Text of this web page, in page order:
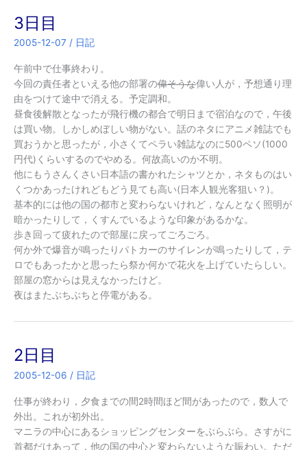
3日目
2005-12-07 / 日記
午前中で仕事終わり。
今回の責任者といえる他の部署の偉そうな偉い人が，予想通り理
由をつけて途中で消える。予定調和。
昼食後解散となったが飛行機の都合で明日まで宿泊なので，午後
は買い物。しかしめぼしい物がない。話のネタにアニメ雑誌でも
買おうかと思ったが，小さくてペラい雑誌なのに500ペソ(1000
円代)くらいするのでやめる。何故高いのか不明。
他にもうさんくさい日本語の書かれたシャツとか，ネタものはい
くつかあったけれどもどう見ても高い(日本人観光客狙い？)。
基本的には他の国の都市と変わらないけれど，なんとなく照明が
暗かったりして，くすんでいるような印象があるかな。
歩き回って疲れたので部屋に戻ってごろごろ。
何か外で爆音が鳴ったりパトカーのサイレンが鳴ったりして，テ
ロでもあったかと思ったら祭か何かで花火を上げていたらしい。
部屋の窓からは見えなかったけど。
夜はまたぶちぶちと停電がある。
2日目
2005-12-06 / 日記
仕事が終わり，夕食までの間2時間ほど間があったので，数人で
外出。これが初外出。
マニラの中心にあるショッピングセンターをぶらぶら。さすがに
首都だけあって，他の国の中心と変わらないような賑わい。ただ